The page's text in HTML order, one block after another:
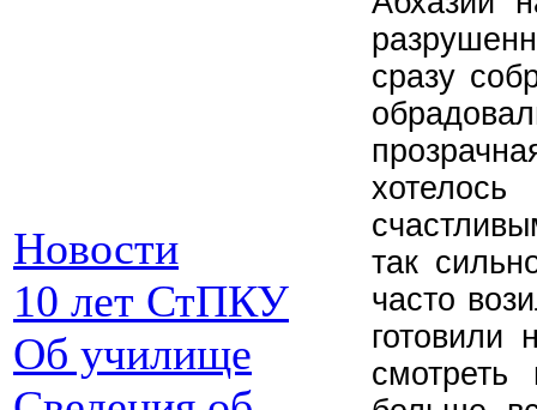
Новости
10 лет СтПКУ
Об училище
сразу
так
часто